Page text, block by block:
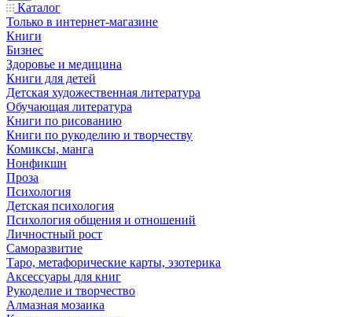
Каталог
Только в интернет-магазине
Книги
Бизнес
Здоровье и медицина
Книги для детей
Детская художественная литература
Обучающая литература
Книги по рисованию
Книги по рукоделию и творчеству
Комиксы, манга
Нонфикшн
Проза
Психология
Детская психология
Психология общения и отношений
Личностный рост
Саморазвитие
Таро, метафорические карты, эзотерика
Аксессуары для книг
Рукоделие и творчество
Алмазная мозаика